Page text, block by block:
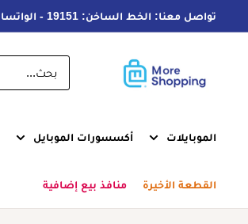
الى
تواصل معنا: الخط الساخن: 19151 - الواتساب: 01024348000
الموبايلات أكسسورات الموبايل
القطعة الأخيرة منافذ بيع إضافية